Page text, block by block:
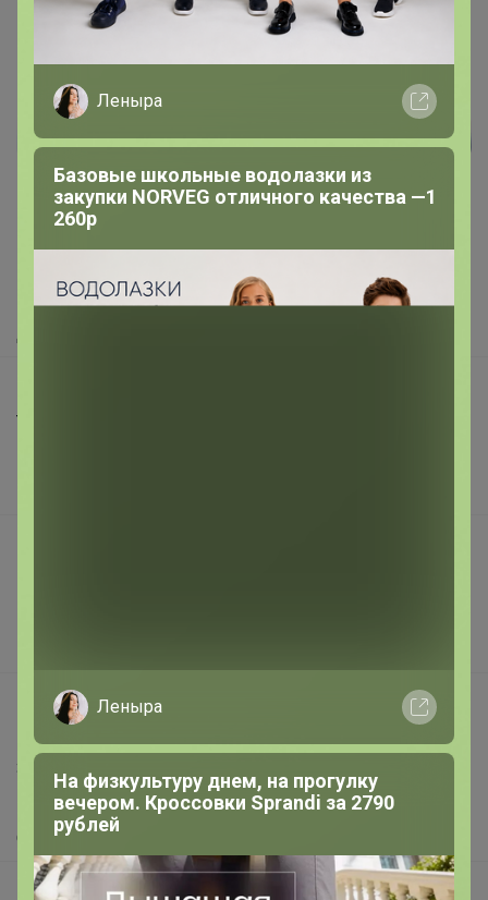
Реклама
Как здесь все устроено?
Как получить?
Доставка
Торговые марки
support@24-ok.ru
Написать в поддержку
Защита покупателя
Помощь
О нас
Все предложения
Леныра
Базовые школьные водолазки из
закупки NORVEG отличного качества —1
260р
Леныра
На физкультуру днем, на прогулку
вечером. Кроссовки Sprandi за 2790
рублей